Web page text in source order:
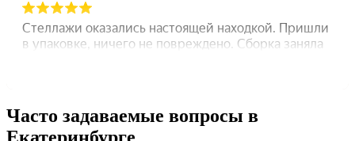
Часто задаваемые вопросы в